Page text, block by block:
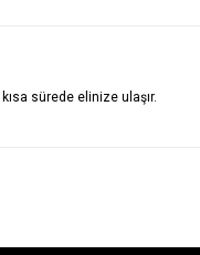
sürede elinize ulaşır.